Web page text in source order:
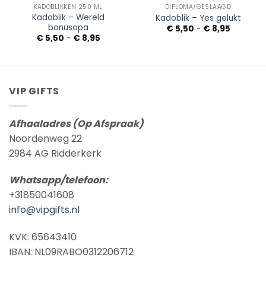
KADOBLIKKEN 250 ML
Kadoblik – Wereld
bonusopa
€5,50 - €8,95Prijsklasse:
DIPLOMA/GESLAAGD
Kadoblik – Yes gelukt
€5,50 - €8,95
VIP GIFTS
Afhaaladres (Op Afspraak)
Noordenweg 22
2984 AG Ridderkerk
Whatsapp/telefoon:
+31850041608
info@vipgifts.nl
KVK: 65643410
IBAN: NL09RABO0312206712